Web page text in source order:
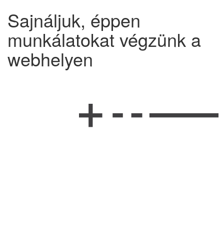
Sajnáljuk, éppen
munkálatokat végzünk a
webhelyen